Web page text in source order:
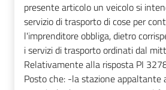
presente articolo un veicolo si
servizio di trasporto di cose per
l'imprenditore obbliga, dietro
i servizi di trasporto ordinati dal
Relativamente alla risposta PI
Posto che: -la stazione appaltante